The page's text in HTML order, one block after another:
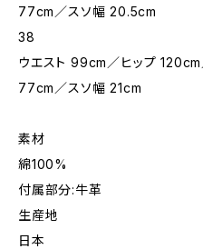
77cm／スソ幅 20.5cm
38
ウエスト 99cm／ヒップ
77cm／スソ幅 21cm
素材
綿100%
付属部分:牛革
生産地
日本